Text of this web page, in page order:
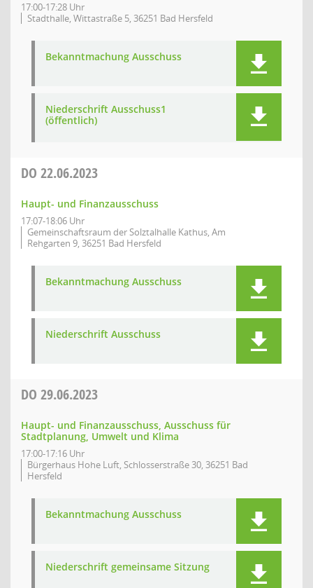
17:00-17:28 Uhr
Stadthalle, Wittastraße 5, 36251 Bad Hersfeld
Bekanntmachung Ausschuss
Niederschrift Ausschuss1
(öffentlich)
DO 22.06.2023
Haupt- und Finanzausschuss
17:07-18:06 Uhr
Gemeinschaftsraum der Solztalhalle Kathus, Am
Rehgarten 9, 36251 Bad Hersfeld
Bekanntmachung Ausschuss
Niederschrift Ausschuss
DO 29.06.2023
Haupt- und Finanzausschuss, Ausschuss für
Stadtplanung, Umwelt und Klima
17:00-17:16 Uhr
Bürgerhaus Hohe Luft, Schlosserstraße 30, 36251 Bad
Hersfeld
Bekanntmachung Ausschuss
Niederschrift gemeinsame Sitzung